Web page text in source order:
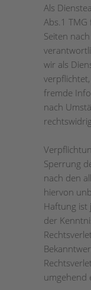
Als
Abs.1
Seiten
wir als
fremde
nach
Sperrung
nach den
hiervon
Haftung ist
der
umgehend